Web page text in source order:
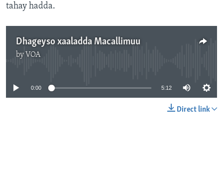
tahay hadda.
Dhageyso xaaladda Macallimuu
by VOA
0:00 5:12
Direct link